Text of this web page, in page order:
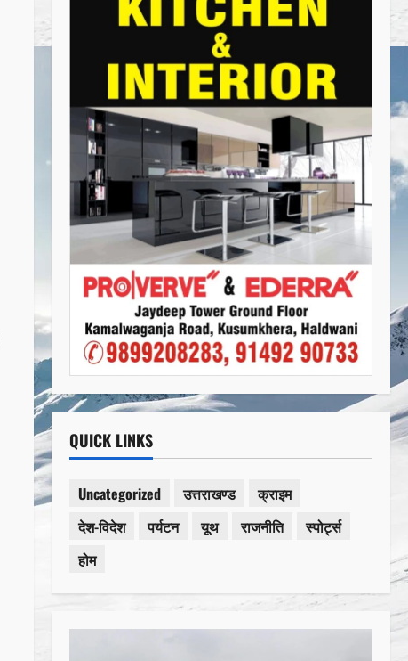
QUICK LINKS
Uncategorized उत्तराखण्ड
क्राइम
देश-विदेश
पर्यटन यूथ राजनीति
स्पोर्ट्स
होम